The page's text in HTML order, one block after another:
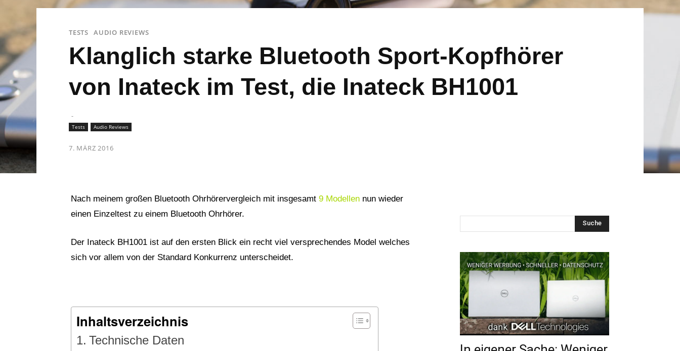
TESTS AUDIO REVIEWS
Klanglich starke Bluetooth Sport-Kopfhörer
von Inateck im Test, die Inateck BH1001
-
Tests
Audio Reviews
7. MÄRZ 2016
Nach meinem großen Bluetooth Ohrhörervergleich mit insgesamt 9 Modellen nun wieder
einen Einzeltest zu einem Bluetooth Ohrhörer.
Der Inateck BH1001 ist auf den ersten Blick ein recht viel versprechendes Model welches
sich vor allem von der Standard Konkurrenz unterscheidet.
Inhaltsverzeichnis
Technische Daten
Suche